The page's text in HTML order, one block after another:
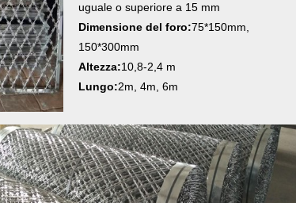
uguale o superiore a 15 mm
Dimensione del foro:75*150mm,
150*300mm
Altezza:10,8-2,4 m
Lungo:2m, 4m, 6m